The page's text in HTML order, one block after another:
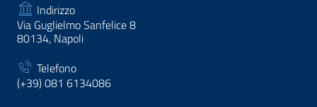
Indirizzo
Via Guglielmo Sanfelice 8
80134, Napoli
Telefono
(+39) 081 6134086